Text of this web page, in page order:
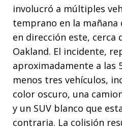
involucró a múltiples
temprano en la mañana
en dirección este, cerca
Oakland. El incidente,
aproximadamente a las
menos tres vehículos,
color oscuro, una
y un SUV blanco que
contraria. La colisión